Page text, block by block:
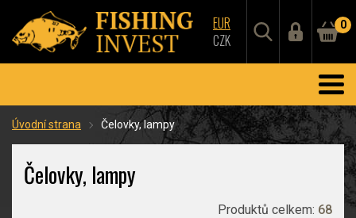
EUR
CZK
0
Úvodní strana Čelovky, lampy
Čelovky, lampy
Produktů celkem: 68